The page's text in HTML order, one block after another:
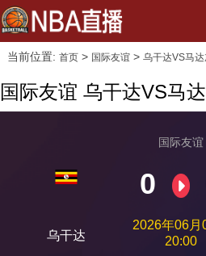
当前位置: 首页> 国际友谊> 乌干达VS马
国际友谊 乌干达VS马
乌干达
国际友谊
0
2026年06月
20:00